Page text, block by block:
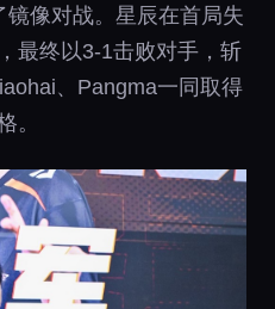
像对战。星辰在首局失
最终以3-1击败对手，斩
、Pangma一同取得
。